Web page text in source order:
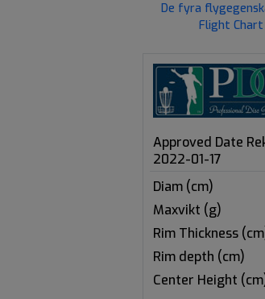
De fyra
Flight Chart
Approved Date
2022-01-17
Diam (cm)
Maxvikt (g)
Rim Thickness
Rim depth (cm)
Center Height